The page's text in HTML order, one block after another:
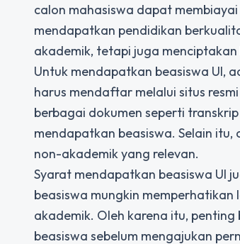
calon mahasiswa dapat
mendapatkan pendidikan
akademik, tetapi juga
Untuk mendapatkan beasiswa UI,
harus mendaftar melalui situs
berbagai dokumen seperti
mendapatkan beasiswa. Selain
non-akademik yang relevan.
Syarat mendapatkan beasiswa UI
beasiswa mungkin
akademik. Oleh karena itu,
beasiswa sebelum mengajukan